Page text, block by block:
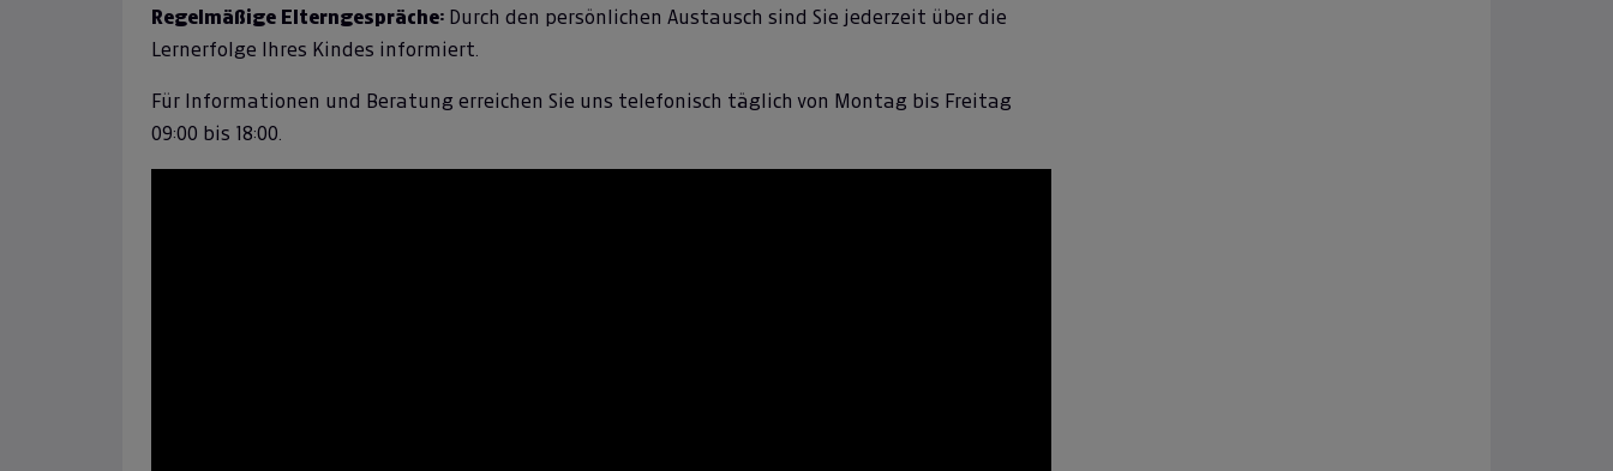
Regelmäßige Elterngespräche: Durch den persönlichen Austausch sind Sie jederzeit über die
Lernerfolge Ihres Kindes informiert.
Für Informationen und Beratung erreichen Sie uns telefonisch täglich von Montag bis Freitag
09:00 bis 18:00.